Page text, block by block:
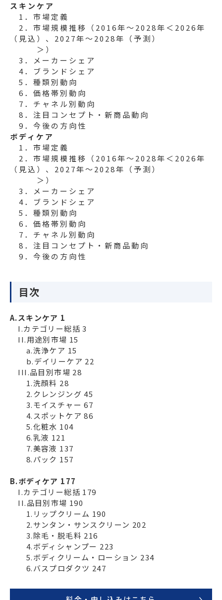
スキンケア
1．市場定義
2．市場規模推移（2016年～2028年＜2026年
（見込）、2027年～2028年（予測）
＞）
3．メーカーシェア
4．ブランドシェア
5．種類別動向
6．価格帯別動向
7．チャネル別動向
8．注目コンセプト・新商品動向
9．今後の方向性
ボディケア
1．市場定義
2．市場規模推移（2016年～2028年＜2026年
（見込）、2027年～2028年（予測）
＞）
3．メーカーシェア
4．ブランドシェア
5．種類別動向
6．価格帯別動向
7．チャネル別動向
8．注目コンセプト・新商品動向
9．今後の方向性
目次
A.スキンケア 1
I.カテゴリー総括 3
II.用途別市場 15
a.洗浄ケア 15
b.デイリーケア 22
III.品目別市場 28
1.洗顔料 28
2.クレンジング 45
3.モイスチャー 67
4.スポットケア 86
5.化粧水 104
6.乳液 121
7.美容液 137
8.パック 157
B.ボディケア 177
I.カテゴリー総括 179
II.品目別市場 190
1.リップクリーム 190
2.サンタン・サンスクリーン 202
3.除毛・脱毛料 216
4.ボディシャンプー 223
5.ボディクリーム・ローション 234
6.バスプロダクツ 247